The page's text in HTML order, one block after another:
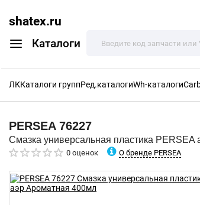
shatex.ru
Каталоги
ЛККаталоги группРед.каталогиWh-каталоги
PERSEA 76227
Смазка универсальная пластика
0 оценок О бренде PERSEA